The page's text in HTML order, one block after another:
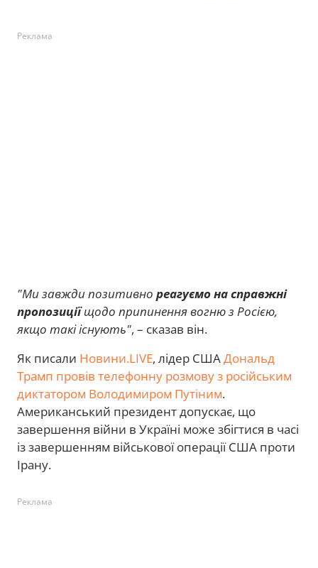
Реклама
"Ми завжди позитивно реагуємо на справжні
пропозиціїщодо припинення вогню з Росією,
якщо такі існують", – сказав він.
Як писали Новини.LIVE, лідер СШАДональд
Трамп провів телефонну розмову з російським
диктатором Володимиром Путіним.
Американський президент допускає, що
завершення війни в Україні може збігтися в часі
із завершенням військової операції США проти
Ірану.
Реклама